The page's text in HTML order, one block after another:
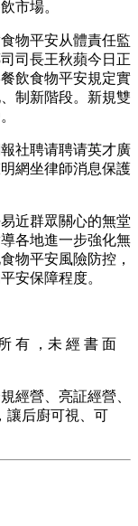
市場。
物平安从體責任監
司長王秋蘋今日正
飲食物平安規定實
制新階段。新規雙
社聘请聘请英才廣
網坐律師消息保護
近群眾關心的無堂
各地進一步強化無
物平安風險防控，
安保障程度。
有 ，未 經 書 面
營、亮証經營、
讓后廚可視、可